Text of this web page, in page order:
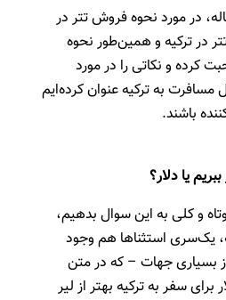
در مورد نحوه فروش تتر در
در ترکیه و همین‌طور نحوه
کرده و نکاتی را در مورد
مسافرت به ترکیه عنوان کرده‌ایم
باشند.
یا دلار؟
و کلی به این سوال بدهیم،
یک‌سری استثناها هم وجود
بسیاری جهات – که در متن
سفر به ترکیه بهتر از لیر